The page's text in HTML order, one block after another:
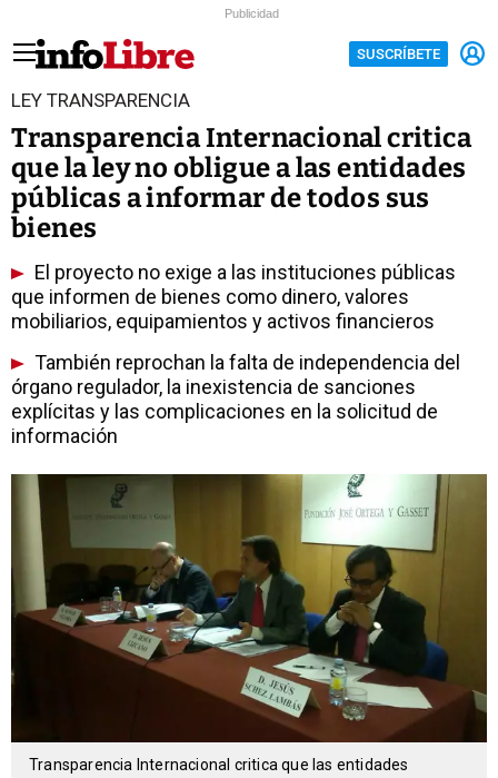
Publicidad
SUSCRÍBETE
LEY TRANSPARENCIA
Transparencia Internacional critica
que la ley no obligue a las entidades
públicas a informar de todos sus
bienes
El proyecto no exige a las instituciones públicas
que informen de bienes como dinero, valores
mobiliarios, equipamientos y activos financieros
También reprochan la falta de independencia del
órgano regulador, la inexistencia de sanciones
explícitas y las complicaciones en la solicitud de
información
Transparencia Internacional critica que las entidades